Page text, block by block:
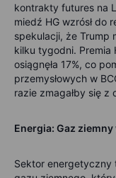
kontrakty futures na
miedź HG wzrósł do
spekulacji, że Trump
kilku tygodni. Premia
osiągnęła 17%, co
przemysłowych w
razie zmagałby się z
Energia: Gaz
Sektor energetyczny